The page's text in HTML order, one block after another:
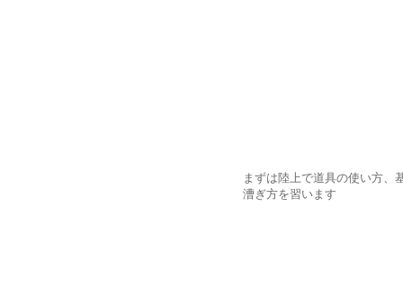
まずは陸上で道具の使い方、
漕ぎ方を習います